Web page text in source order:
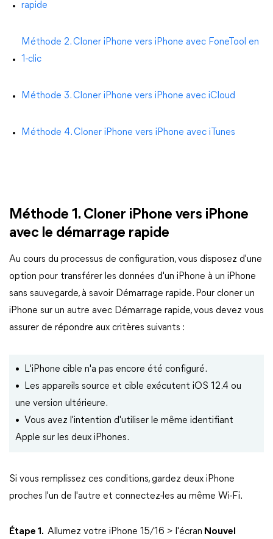
rapide
Méthode 2. Cloner iPhone vers iPhone avec FoneTool en
1-clic
Méthode 3. Cloner iPhone vers iPhone avec iCloud
Méthode 4. Cloner iPhone vers iPhone avec iTunes
Méthode 1. Cloner iPhone vers iPhone
avec le démarrage rapide
Au cours du processus de configuration, vous disposez d'une
option pour transférer les données d'un iPhone à un iPhone
sans sauvegarde, à savoir Démarrage rapide. Pour cloner un
iPhone sur un autre avec Démarrage rapide, vous devez vous
assurer de répondre aux critères suivants :
• L'iPhone cible n'a pas encore été configuré.
• Les appareils source et cible exécutent iOS 12.4 ou
une version ultérieure.
• Vous avez l'intention d'utiliser le même identifiant
Apple sur les deux iPhones.
Si vous remplissez ces conditions, gardez deux iPhone
proches l'un de l'autre et connectez-les au même Wi-Fi.
Étape 1. Allumez votre iPhone 15/16 > l'écran Nouvel